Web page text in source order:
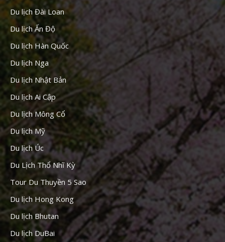
Du lịch Đài Loan
Du lịch Ấn Độ
Du lịch Hàn Quốc
Du lịch Nga
Du lịch Nhật Bản
Du lịch Ai Cập
Du lịch Mông Cổ
Du lịch Mỹ
Du lịch Úc
Du Lịch Thổ Nhĩ Kỳ
Tour Du Thuyền 5 Sao
Du lịch Hong Kong
Du lịch Bhutan
Du lịch DuBai